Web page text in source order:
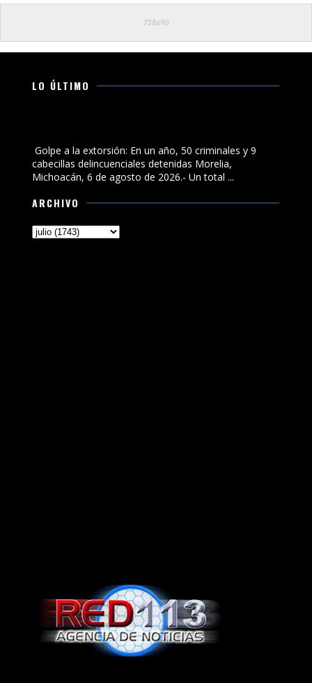
LO ÚLTIMO
Golpe a la extorsión: En un año, 50 criminales y 9
cabecillas delincuenciales detenidas Morelia,
Michoacán, 6 de agosto de 2026.- Un total ...
ARCHIVO